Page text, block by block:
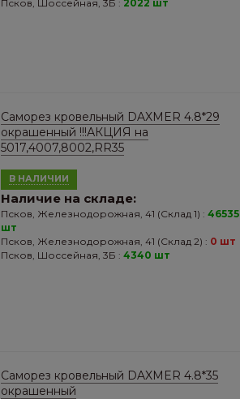
Псков, Шоссейная, 3Б : 2022 шт
Саморез кровельный DAXMER 4.8*29
окрашенный !!!АКЦИЯ на
5017,4007,8002,RR35
В НАЛИЧИИ
Наличие на складе:
Псков, Железнодорожная, 41 (Склад 1) : 46535
шт
Псков, Железнодорожная, 41 (Склад 2) : 0 шт
Псков, Шоссейная, 3Б : 4340 шт
Саморез кровельный DAXMER 4.8*35
окрашенный